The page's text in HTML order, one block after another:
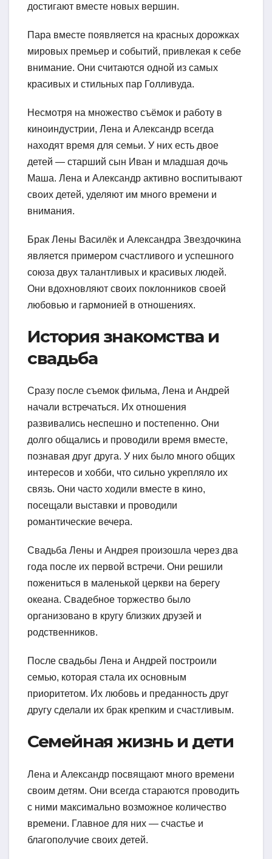
достигают вместе новых вершин.
Пара вместе появляется на красных дорожках
мировых премьер и событий, привлекая к себе
внимание. Они считаются одной из самых
красивых и стильных пар Голливуда.
Несмотря на множество съёмок и работу в
киноиндустрии, Лена и Александр всегда
находят время для семьи. У них есть двое
детей — старший сын Иван и младшая дочь
Маша. Лена и Александр активно воспитывают
своих детей, уделяют им много времени и
внимания.
Брак Лены Василёк и Александра Звездочкина
является примером счастливого и успешного
союза двух талантливых и красивых людей.
Они вдохновляют своих поклонников своей
любовью и гармонией в отношениях.
История знакомства и
свадьба
Сразу после съемок фильма, Лена и Андрей
начали встречаться. Их отношения
развивались неспешно и постепенно. Они
долго общались и проводили время вместе,
познавая друг друга. У них было много общих
интересов и хобби, что сильно укрепляло их
связь. Они часто ходили вместе в кино,
посещали выставки и проводили
романтические вечера.
Свадьба Лены и Андрея произошла через два
года после их первой встречи. Они решили
пожениться в маленькой церкви на берегу
океана. Свадебное торжество было
организовано в кругу близких друзей и
родственников.
После свадьбы Лена и Андрей построили
семью, которая стала их основным
приоритетом. Их любовь и преданность друг
другу сделали их брак крепким и счастливым.
Семейная жизнь и дети
Лена и Александр посвящают много времени
своим детям. Они всегда стараются проводить
с ними максимально возможное количество
времени. Главное для них — счастье и
благополучие своих детей.